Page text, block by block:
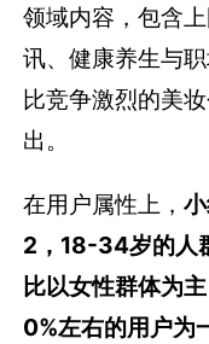
领域内容，包含
讯、健康养生与
比竞争激烈的美
出。
在用户属性上，
2，18-34岁的人
比以女性群体为
0%左右的用户为